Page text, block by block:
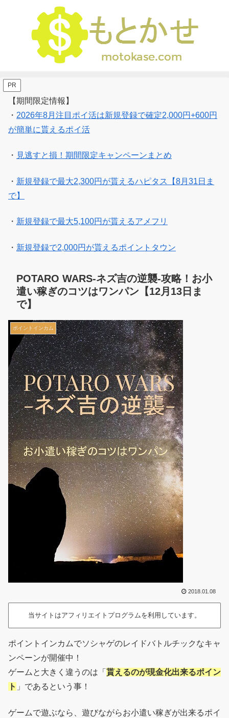
PR
【期間限定情報】
・ 2026年8月注目ポイ活は新規登録で確定2,000円+600円
が簡単に貰えるポイ活
・ 見逃すと損！期間限定キャンペーンまとめ
・ 新規登録で最大2,300円が貰えるハピタス【8月31日ま
で】
・ 新規登録で最大5,100円が貰えるアメフリ
・ 新規登録で2,000円が貰えるポイントタウン
POTARO WARS-ネズ吉の逆襲-攻略！お小
遣い稼ぎのコツはワンパン【12月13日ま
で】
ポイントインカム
2018.01.08
当サイトはアフィリエイトプログラムを利用しています。
ポイントインカムでソシャゲのレイドバトルチックなキャ
ンペーンが開催中！
ゲームと大きく違うのは「 貰えるのが現金化出来るポイン
ト 」であるという事！
ゲームで遊ぶなら、遊びながらお小遣い稼ぎが出来るポイ